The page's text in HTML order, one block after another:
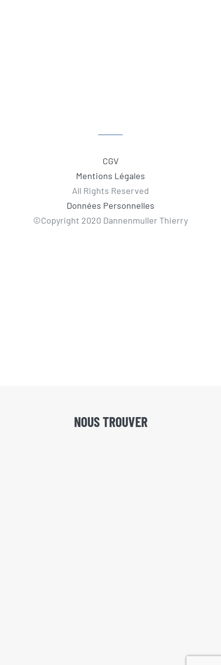
CGV
Mentions Légales
All Rights Reserved
Données Personnelles
©Copyright 2020 Dannenmuller Thierry
NOUS TROUVER